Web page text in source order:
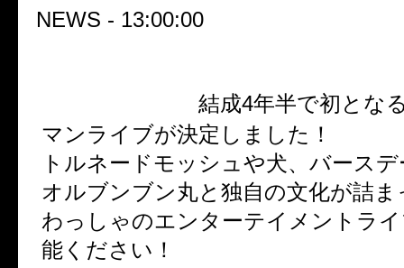
NEWS - 13:00:00
結成4年半で初とな
マンライブが決定しました！
トルネードモッシュや犬、バース
オルブンブン丸と独自の文化が詰
わっしゃのエンターテイメントラ
能ください！